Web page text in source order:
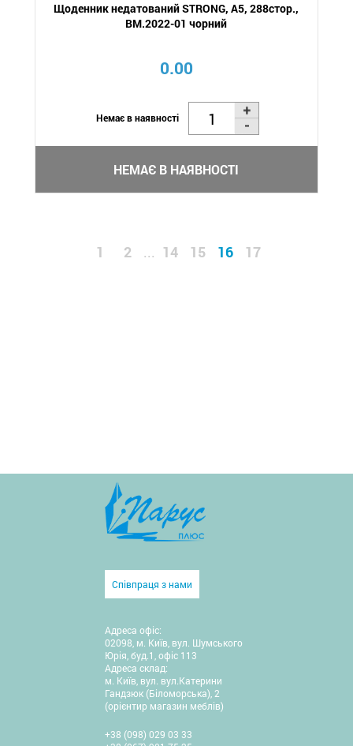
Щоденник недатований STRONG, A5, 288стор.,
BM.2022-01 чорний
0.00
Немає в наявності
НЕМАЄ В НАЯВНОСТІ
1 2 ... 14 15 16 17
Співпраця з нами
Адреса офіс:
02098, м. Київ, вул. Шумського
Юрія, буд.1, офіс 113
Адреса склад:
м. Київ, вул. вул.Катерини
Гандзюк (Біломорська), 2
(орієнтир магазин меблів)
+38 (098) 029 03 33